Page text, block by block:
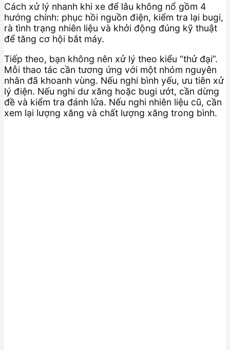
Cách xử lý nhanh khi xe để lâu không nổ gồm 4
hướng chính: phục hồi nguồn điện, kiểm tra lại bugi,
rà tình trạng nhiên liệu và khởi động đúng kỹ thuật
để tăng cơ hội bắt máy.
Tiếp theo, bạn không nên xử lý theo kiểu “thử đại”.
Mỗi thao tác cần tương ứng với một nhóm nguyên
nhân đã khoanh vùng. Nếu nghi bình yếu, ưu tiên xử
lý điện. Nếu nghi dư xăng hoặc bugi ướt, cần dừng
đề và kiểm tra đánh lửa. Nếu nghi nhiên liệu cũ, cần
xem lại lượng xăng và chất lượng xăng trong bình.